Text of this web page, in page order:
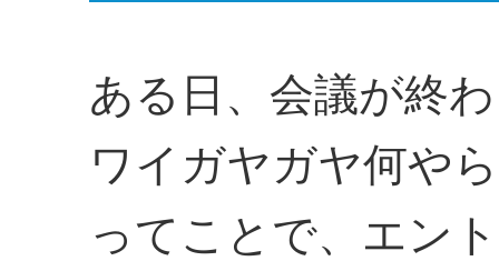
ある日、会議が終
ワイガヤガヤ何や
ってことで、エン